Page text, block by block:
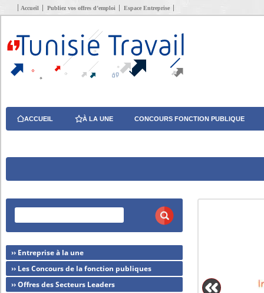
Accueil Publiez vos offres d’emploi Espace Entreprise
ACCUEIL À LA UNE CONCOURS FONCTION PUBLIQUE
›› Entreprise à la une
›› Les Concours de la fonction publiques
›› Offres des Secteurs Leaders